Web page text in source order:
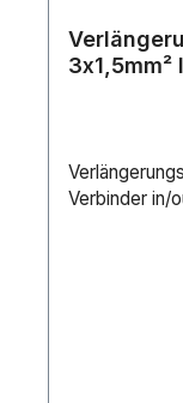
3x1,5mm²
Verbinder in/